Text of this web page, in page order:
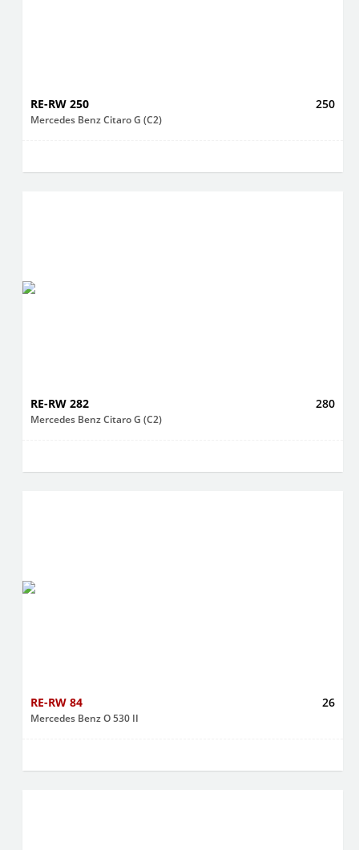
250
RE-RW 250
Mercedes Benz Citaro G (C2)
280
RE-RW 282
Mercedes Benz Citaro G (C2)
26
RE-RW 84
Mercedes Benz O 530 II